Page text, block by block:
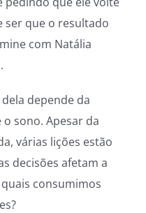
ser que o resultado
com Natália
depende da
sono. Apesar da
várias lições estão
decisões afetam a
consumimos